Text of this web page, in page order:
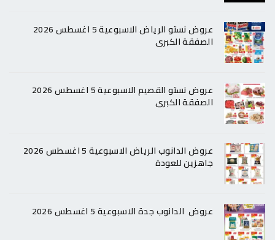
عروض نستو الرياض الاسبوعية 5 اغسطس 2026
الصفقة الكبرى
عروض نستو القصيم الاسبوعية 5 اغسطس 2026
الصفقة الكبرى
عروض الدانوب الرياض الاسبوعية 5 اغسطس 2026
جاهزين للعودة
عروض الدانوب جدة الاسبوعية 5 اغسطس 2026